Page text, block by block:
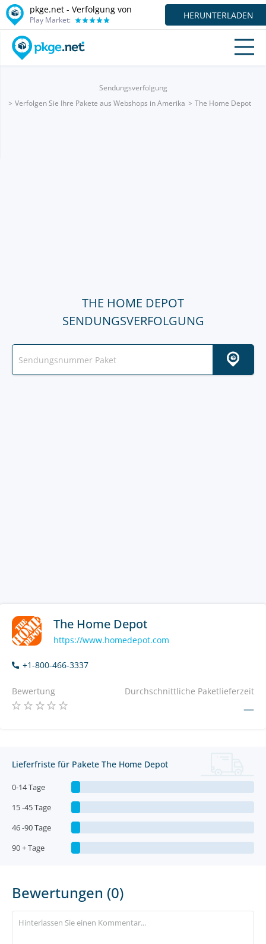
pkge.net - Verfolgung von
Play Market: HERUNTERLADEN
Sendungsverfolgung
Verfolgen Sie Ihre Pakete aus Webshops in Amerika
The Home Depot
THE HOME DEPOT
SENDUNGSVERFOLGUNG
The Home Depot
https://www.homedepot.com
+1-800-466-3337
Bewertung Durchschnittliche Paketlieferzeit
—
Lieferfriste für Pakete The Home Depot
0-14 Tage
15 -45 Tage
46 -90 Tage
90 + Tage
Bewertungen (0)